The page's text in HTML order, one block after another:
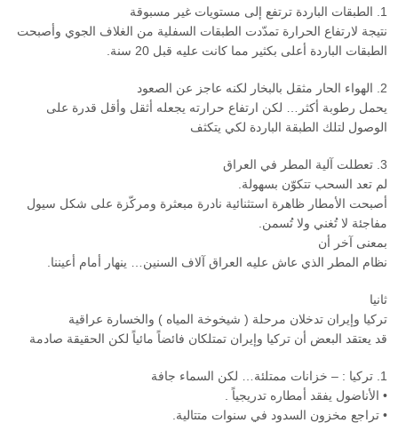
1. الطبقات الباردة ترتفع إلى مستويات غير مسبوقة
نتيجة لارتفاع الحرارة تمدّدت الطبقات السفلية من الغلاف الجوي وأصبحت
الطبقات الباردة أعلى بكثير مما كانت عليه قبل 20 سنة.
2. الهواء الحار مثقل بالبخار لكنه عاجز عن الصعود
يحمل رطوبة أكثر… لكن ارتفاع حرارته يجعله أثقل وأقل قدرة على
الوصول لتلك الطبقة الباردة لكي يتكثف
3. تعطلت آلية المطر في العراق
لم تعد السحب تتكوّن بسهولة.
أصبحت الأمطار ظاهرة استثنائية نادرة مبعثرة ومركّزة على شكل سيول
مفاجئة لا تُغني ولا تُسمن.
بمعنى آخر أن
نظام المطر الذي عاش عليه العراق آلاف السنين… ينهار أمام أعيننا.
ثانيا
تركيا وإيران تدخلان مرحلة ( شيخوخة المياه ) والخسارة عراقية
قد يعتقد البعض أن تركيا وإيران تمتلكان فائضاً مائياً لكن الحقيقة صادمة
1. تركيا : – خزانات ممتلئة… لكن السماء جافة
• الأناضول يفقد أمطاره تدريجياً .
• تراجع مخزون السدود في سنوات متتالية.